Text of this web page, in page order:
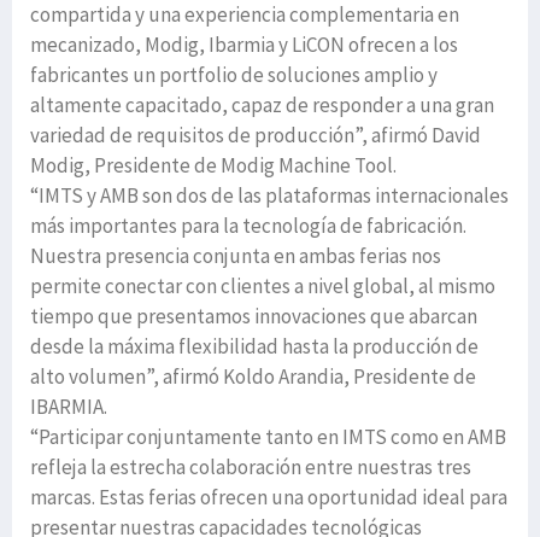
compartida y una experiencia complementaria en
mecanizado, Modig, Ibarmia y LiCON ofrecen a los
fabricantes un portfolio de soluciones amplio y
altamente capacitado, capaz de responder a una gran
variedad de requisitos de producción”, afirmó David
Modig, Presidente de Modig Machine Tool.
“IMTS y AMB son dos de las plataformas internacionales
más importantes para la tecnología de fabricación.
Nuestra presencia conjunta en ambas ferias nos
permite conectar con clientes a nivel global, al mismo
tiempo que presentamos innovaciones que abarcan
desde la máxima flexibilidad hasta la producción de
alto volumen”, afirmó Koldo Arandia, Presidente de
IBARMIA.
“Participar conjuntamente tanto en IMTS como en AMB
refleja la estrecha colaboración entre nuestras tres
marcas. Estas ferias ofrecen una oportunidad ideal para
presentar nuestras capacidades tecnológicas